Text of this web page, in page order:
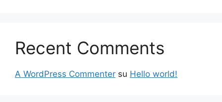
Recent Comments
A WordPress Commenter su Hello world!